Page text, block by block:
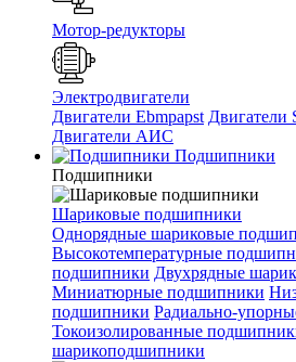
Мотор-редукторы
Электродвигатели
Двигатели Ebmpapst Двигатели
Двигатели АИС
Подшипники
Подшипники
Шариковые подшипники
Однорядные шариковые
Высокотемпературные
подшипники Двухрядные
Миниатюрные подшипники
подшипники Радиально-
Токоизолированные
шарикоподшипники